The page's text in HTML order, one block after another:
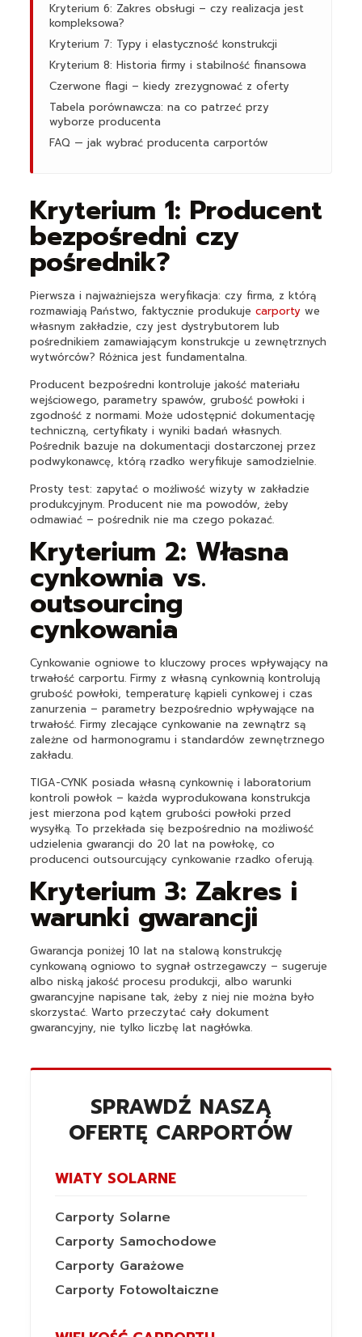
Kryterium 6: Zakres obsługi – czy realizacja jest
kompleksowa?
Kryterium 7: Typy i elastyczność konstrukcji
Kryterium 8: Historia firmy i stabilność finansowa
Czerwone flagi – kiedy zrezygnować z oferty
Tabela porównawcza: na co patrzeć przy
wyborze producenta
FAQ — jak wybrać producenta carportów
Kryterium 1: Producent
bezpośredni czy
pośrednik?
Pierwsza i najważniejsza weryfikacja: czy firma, z którą
rozmawiają Państwo, faktycznie produkuje carportywe
własnym zakładzie, czy jest dystrybutorem lub
pośrednikiem zamawiającym konstrukcje u zewnętrznych
wytwórców? Różnica jest fundamentalna.
Producent bezpośredni kontroluje jakość materiału
wejściowego, parametry spawów, grubość powłoki i
zgodność z normami. Może udostępnić dokumentację
techniczną, certyfikaty i wyniki badań własnych.
Pośrednik bazuje na dokumentacji dostarczonej przez
podwykonawcę, którą rzadko weryfikuje samodzielnie.
Prosty test: zapytać o możliwość wizyty w zakładzie
produkcyjnym. Producent nie ma powodów, żeby
odmawiać – pośrednik nie ma czego pokazać.
Kryterium 2: Własna
cynkownia vs.
outsourcing
cynkowania
Cynkowanie ogniowe to kluczowy proces wpływający na
trwałość carportu. Firmy z własną cynkownią kontrolują
grubość powłoki, temperaturę kąpieli cynkowej i czas
zanurzenia – parametry bezpośrednio wpływające na
trwałość. Firmy zlecające cynkowanie na zewnątrz są
zależne od harmonogramu i standardów zewnętrznego
zakładu.
TIGA-CYNK posiada własną cynkownię i laboratorium
kontroli powłok – każda wyprodukowana konstrukcja
jest mierzona pod kątem grubości powłoki przed
wysyłką. To przekłada się bezpośrednio na możliwość
udzielenia gwarancji do 20 lat na powłokę, co
producenci outsourcujący cynkowanie rzadko oferują.
Kryterium 3: Zakres i
warunki gwarancji
Gwarancja poniżej 10 lat na stalową konstrukcję
cynkowaną ogniowo to sygnał ostrzegawczy – sugeruje
albo niską jakość procesu produkcji, albo warunki
gwarancyjne napisane tak, żeby z niej nie można było
skorzystać. Warto przeczytać cały dokument
gwarancyjny, nie tylko liczbę lat nagłówka.
SPRAWDŹ NASZĄ
OFERTĘ CARPORTÓW
WIATY SOLARNE
Carporty Solarne
Carporty Samochodowe
Carporty Garażowe
Carporty Fotowoltaiczne